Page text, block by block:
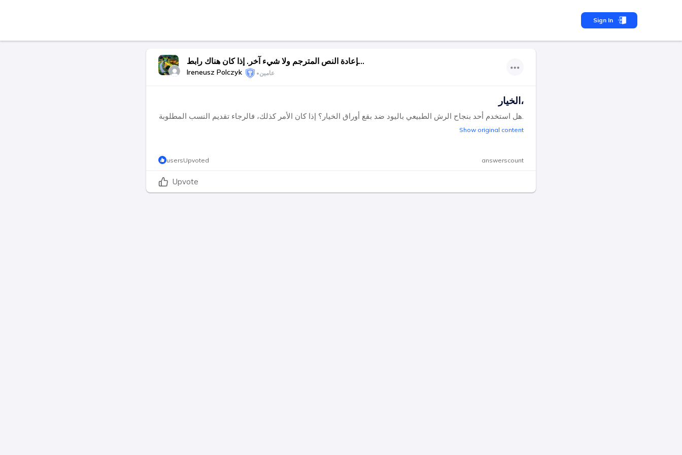
Sign In
حديقة - نصائح ، صور ، استشارات. هام: قم فقط بإعادة النص المترجم ولا شيء آخر. إذا كان هناك رابط URL ، فلا تقم بترجمته
Ireneusz Polczyk •عامين
الخيار،
هل استخدم أحد بنجاح الرش الطبيعي باليود ضد بقع أوراق الخيار؟ إذا كان الأمر كذلك، فالرجاء تقديم النسب المطلوبة.
Show original content
usersUpvoted answerscount
Upvote